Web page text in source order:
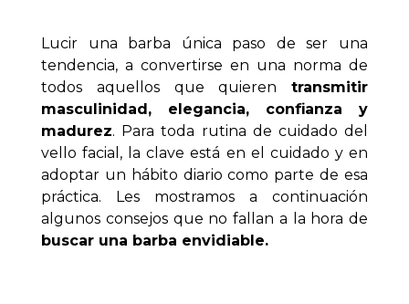
Lucir una barba única paso de ser una
tendencia, a convertirse en una norma de
todos aquellos que quieren transmitir
masculinidad, elegancia, confianza y
madurez. Para toda rutina de cuidado del
vello facial, la clave está en el cuidado y en
adoptar un hábito diario como parte de esa
práctica. Les mostramos a continuación
algunos consejos que no fallan a la hora de
buscar una barba envidiable.